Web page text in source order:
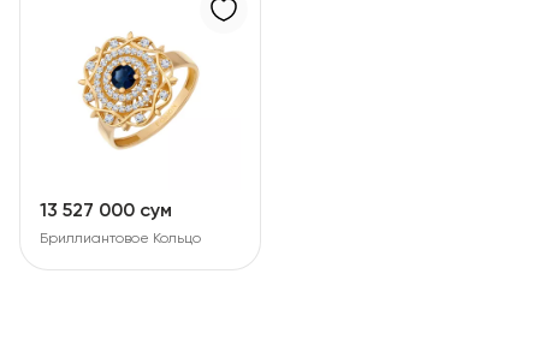
13 527 000 сум
Бриллиантовое Кольцо